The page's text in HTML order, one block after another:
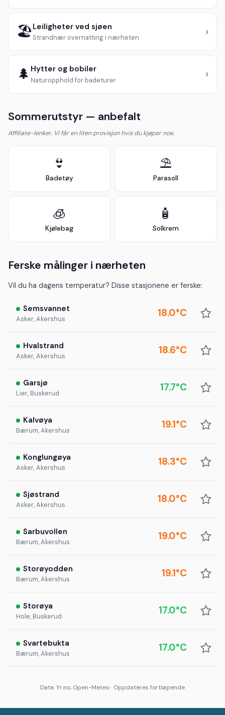
🏖️ Leiligheter ved sjøen
Strandnær overnatting i nærheten ›
🌲 Hytter og bobiler
Naturopphold for badeturer ›
Sommerutstyr — anbefalt
Affiliate-lenker. Vi får en liten provisjon hvis du kjøper noe.
👙
Badetøy
⛱️
Parasoll
🧊
Kjølebag
🧴
Solkrem
Ferske målinger i nærheten
Vil du ha dagens temperatur? Disse stasjonene er ferske:
Semsvannet
Asker, Akershus 18.0°C
Hvalstrand
Asker, Akershus 18.6°C
Garsjø
Lier, Buskerud 17.7°C
Kalvøya
Bærum, Akershus 19.1°C
Konglungøya
Asker, Akershus 18.3°C
Sjøstrand
Asker, Akershus 18.0°C
Sarbuvollen
Bærum, Akershus 19.0°C
Storøyodden
Bærum, Akershus 19.1°C
Storøya
Hole, Buskerud 17.0°C
Svartebukta
Bærum, Akershus 17.0°C
Data: Yr.no, Open-Meteo · Oppdateres fortløpende